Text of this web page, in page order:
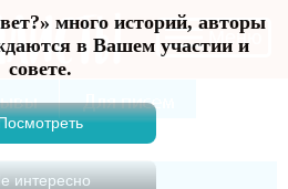
много историй, авторы
в Вашем участии и
совете.
Меню